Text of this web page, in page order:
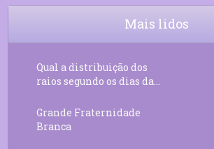
Mais lidos
Qual a distribuição dos
raios segundo os dias da...
Grande Fraternidade
Branca